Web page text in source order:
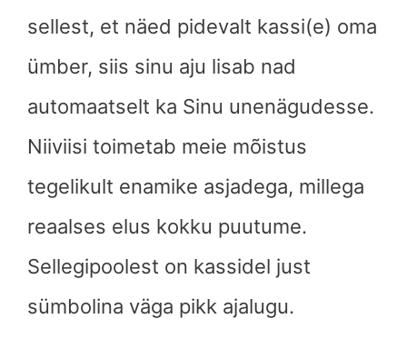
sellest, et näed pidevalt kassi(e) oma
ümber, siis sinu aju lisab nad
automaatselt ka Sinu unenägudesse.
Niiviisi toimetab meie mõistus
tegelikult enamike asjadega, millega
reaalses elus kokku puutume.
Sellegipoolest on kassidel just
sümbolina väga pikk ajalugu.